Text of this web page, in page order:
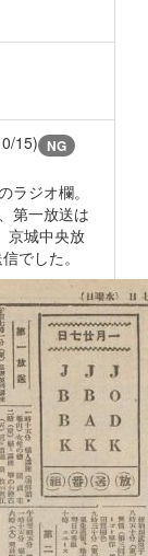
15) NG
ラジオ欄。
第一放送は
京城中央放
でした。